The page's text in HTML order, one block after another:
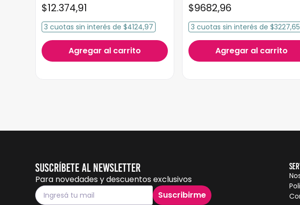
$12.374,91
3 cuotas sin interés de $4124,97
Agregar al carrito
$9682,96
3 cuotas sin interés de $3227,65
Agregar al carrito
Suscríbete al Newsletter
Para novedades y descuentos exclusivos
Suscribirme